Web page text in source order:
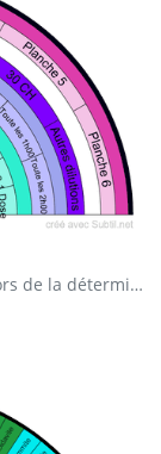
Planche à utiliser pour définir la posologie lors de la détermination de la posologie homéopathique. Combien de jours, si supérieur à 7 combien de semaines? Quelle fréquence, combien de fois par jour? Combien de granules par prise? Quels type de produits? Liens vers les planches Remèdes homéopathiques de 1 à 6.